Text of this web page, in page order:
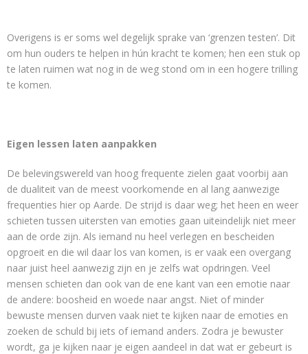
Overigens is er soms wel degelijk sprake van ‘grenzen testen’. Dit
om hun ouders te helpen in hún kracht te komen; hen een stuk op
te laten ruimen wat nog in de weg stond om in een hogere trilling
te komen.
Eigen lessen laten aanpakken
De belevingswereld van hoog frequente zielen gaat voorbij aan
de dualiteit van de meest voorkomende en al lang aanwezige
frequenties hier op Aarde. De strijd is daar weg; het heen en weer
schieten tussen uitersten van emoties gaan uiteindelijk niet meer
aan de orde zijn. Als iemand nu heel verlegen en bescheiden
opgroeit en die wil daar los van komen, is er vaak een overgang
naar juist heel aanwezig zijn en je zelfs wat opdringen. Veel
mensen schieten dan ook van de ene kant van een emotie naar
de andere: boosheid en woede naar angst. Niet of minder
bewuste mensen durven vaak niet te kijken naar de emoties en
zoeken de schuld bij iets of iemand anders. Zodra je bewuster
wordt, ga je kijken naar je eigen aandeel in dat wat er gebeurt is